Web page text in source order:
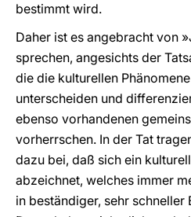
bestimmt wird.
Daher ist es angebracht von
sprechen, angesichts der
die die kulturellen
unterscheiden und
ebenso vorhandenen
vorherrschen. In der Tat
dazu bei, daß sich ein
abzeichnet, welches immer
in beständiger, sehr